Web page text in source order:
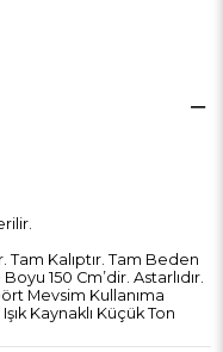
Kalıptır. Tam Beden
150 Cm’dir. Astarlıdır.
Mevsim Kullanıma
Kaynaklı Küçük Ton